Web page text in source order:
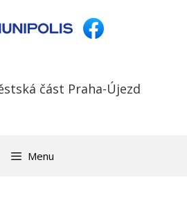
část Praha-Újezd
Menu